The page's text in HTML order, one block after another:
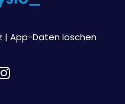
| App-Daten löschen